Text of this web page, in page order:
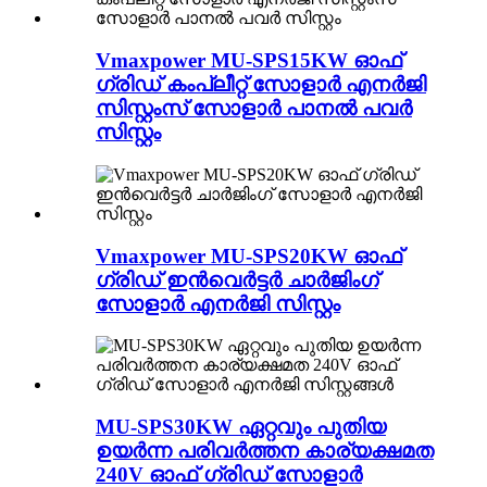
Vmaxpower MU-SPS15KW ഓഫ്
ഗ്രിഡ് കംപ്ലീറ്റ് സോളാർ എനർജി
സിസ്റ്റംസ് സോളാർ പാനൽ പവർ
സിസ്റ്റം
Vmaxpower MU-SPS20KW ഓഫ്
ഗ്രിഡ് ഇൻവെർട്ടർ ചാർജിംഗ്
സോളാർ എനർജി സിസ്റ്റം
MU-SPS30KW ഏറ്റവും പുതിയ
ഉയർന്ന പരിവർത്തന കാര്യക്ഷമത
240V ഓഫ് ഗ്രിഡ് സോളാർ